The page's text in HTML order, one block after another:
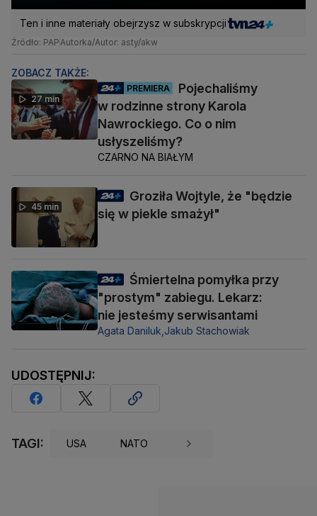
Ten i inne materiały obejrzysz w subskrypcji
Źródło: PAPAutorka/Autor: asty/akw
ZOBACZ TAKŻE:
27 min
PREMIERA
Pojechaliśmy
w rodzinne strony Karola
Nawrockiego. Co o nim
usłyszeliśmy?
CZARNO NA BIAŁYM
45 min
Groziła Wojtyle, że "będzie
się w piekle smażył"
Śmiertelna pomyłka przy
"prostym" zabiegu. Lekarz:
nie jesteśmy serwisantami
Agata Daniluk, Jakub Stachowiak
UDOSTĘPNIJ:
TAGI: USA NATO